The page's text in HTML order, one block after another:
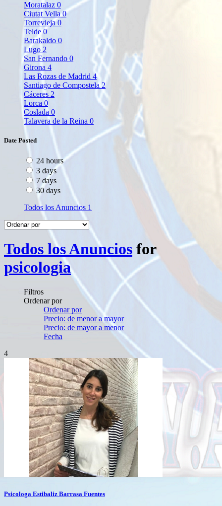
Moratalaz 0
Ciutat Vella0
Torrevieja0
Telde0
Barakaldo 0
Lugo 2
San Fernando 0
Girona 4
Las Rozas de Madrid 4
Santiago de Compostela2
Cáceres 2
Lorca 0
Coslada 0
Talavera de la Reina 0
Date Posted
24 hours
3 days
7 days
30 days
Todos los Anuncios 1
Todos los Anuncios for
psicologia
Filtros
Ordenar por
Ordenar por
Precio: de menor a mayor
Precio: de mayor a menor
Fecha
4
Psicologa Estibaliz Barrasa Fuentes